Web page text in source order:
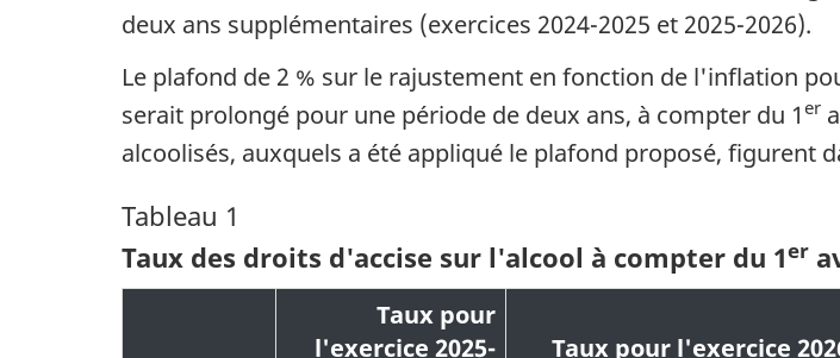
deux ans supplémentaires (exercices 2024-2025 et 2025-2026).
Le plafond de 2 % sur le rajustement en fonction de l'inflation
serait prolongé pour une période de deux ans, à compter du 1 er
alcoolisés, auxquels a été appliqué le plafond proposé, figurent
Tableau 1
Taux des droits d'accise sur l'alcool à compter du 1er
Taux pour
l'exercice 2025-
Taux pour l'exercice